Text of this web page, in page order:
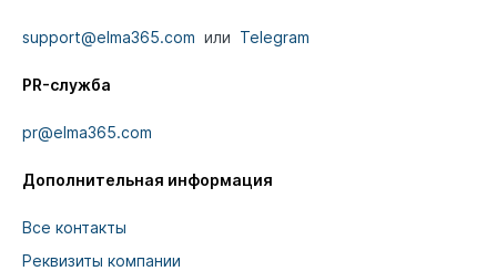
support@elma365.com или Telegram
PR-служба
pr@elma365.com
Дополнительная информация
Все контакты
Реквизиты компании